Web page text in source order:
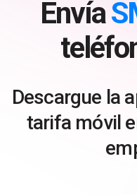
Envía
Descargue la
tarifa móvil